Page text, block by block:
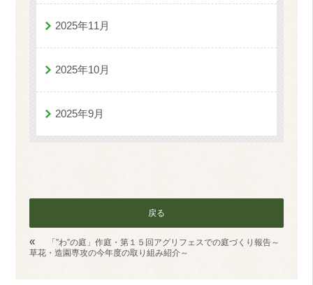
2025年11月
2025年10月
2025年9月
戻る
«
「”わ”の庭」作庭・第１５回アグリフェスでの庭づくり報告～
草花・造園専攻の今年度の取り組み紹介～